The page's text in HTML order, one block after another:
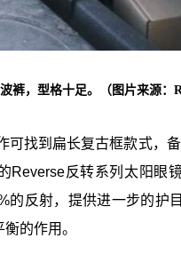
，型格十足。（图片来源：
可找到扁长复古框款式，
Reverse反转系列太阳眼
的反射，提供进一步的护
的作用。